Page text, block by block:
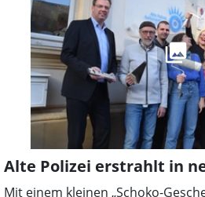
Alte Polizei erstrahlt in
Mit einem kleinen „Schoko-